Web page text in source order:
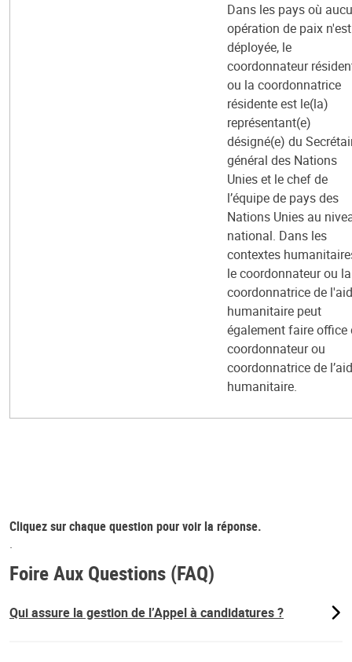
Dans les pays où
opération de paix n'est
déployée, le
coordonnateur
ou la coordonnatrice
résidente est le(la)
représentant(e)
désigné(e) du
général des Nations
Unies et le chef de
l’équipe de pays des
Nations Unies au
national. Dans les
contextes
le coordonnateur ou la
coordonnatrice de
humanitaire peut
également faire office
coordonnateur ou
coordonnatrice de
humanitaire.
Cliquez sur chaque question pour voir la réponse.
.
Foire Aux Questions (FAQ)
Qui assure la gestion de l’Appel à candidatures ?